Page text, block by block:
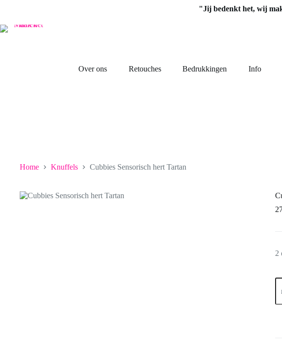
inhoud
"Jij bedenkt het, wij
Over ons Retouches Bedrukkingen Info
Home Knuffels Cubbies Sensorisch hert Tartan
2